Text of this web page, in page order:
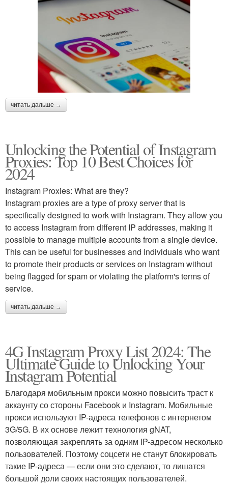
читать дальше →
Unlocking the Potential of Instagram
Proxies: Top 10 Best Choices for
2024
Instagram Proxies: What are they?
Instagram proxies are a type of proxy server that is
specifically designed to work with Instagram. They allow you
to access Instagram from different IP addresses, making it
possible to manage multiple accounts from a single device.
This can be useful for businesses and individuals who want
to promote their products or services on Instagram without
being flagged for spam or violating the platform's terms of
service.
читать дальше →
4G Instagram Proxy List 2024: The
Ultimate Guide to Unlocking Your
Instagram Potential
Благодаря мобильным прокси можно повысить траст к
аккаунту со стороны Facebook и Instagram. Мобильные
прокси используют IP-адреса телефонов с интернетом
3G/5G. В их основе лежит технология gNAT,
позволяющая закреплять за одним IP-адресом несколько
пользователей. Поэтому соцсети не станут блокировать
такие IP-адреса — если они это сделают, то лишатся
большой доли своих настоящих пользователей.